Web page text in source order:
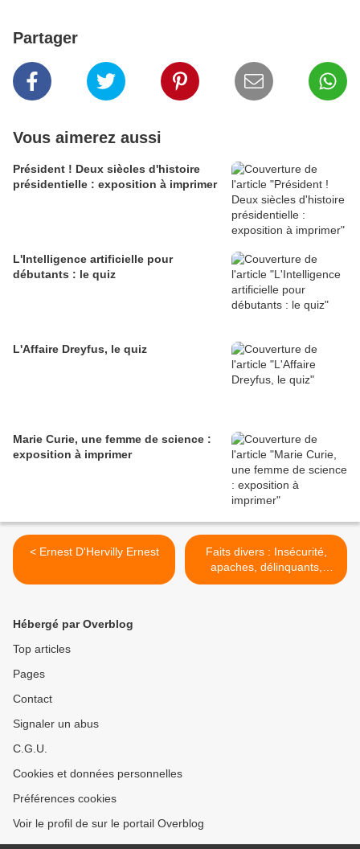
Partager
Vous aimerez aussi
Président ! Deux siècles d'histoire
présidentielle : exposition à imprimer
L'Intelligence artificielle pour
débutants : le quiz
L'Affaire Dreyfus, le quiz
Marie Curie, une femme de science :
exposition à imprimer
< Ernest D'Hervilly Ernest
Faits divers : Insécurité,
apaches, délinquants,
délinquance, crime,
Hébergé par Overblog
Top articles
Pages
Contact
Signaler un abus
C.G.U.
Cookies et données personnelles
Préférences cookies
Voir le profil de sur le portail Overblog